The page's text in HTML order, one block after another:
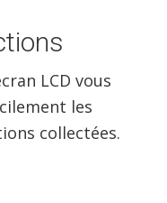
LCD vous
les
collectées.